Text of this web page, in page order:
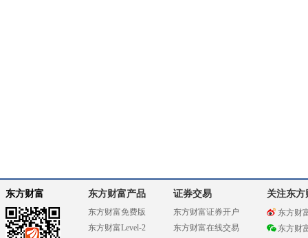
东方财富 东方财富产品
东方财富免费版
东方财富Level-2
证券交易
东方财富证券开户
东方财富在线交易
关注东方
东方财
东方财